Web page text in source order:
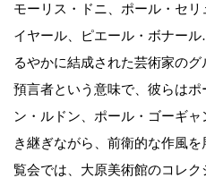
モーリス・ドニ、ポール・セ
イヤール、ピエール・ボナー
るやかに結成された芸術家の
預言者という意味で、彼らは
ン・ルドン、ポール・ゴーギャ
き継ぎながら、前衛的な作風
覧会では、大原美術館のコレ